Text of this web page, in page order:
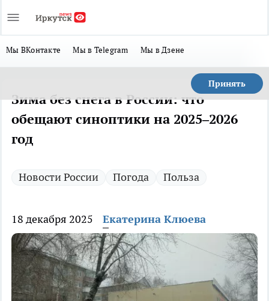
Мы ВКонтакте Мы в Telegram Мы в Дзене
Принять
Зима без снега в России: что
обещают синоптики на 2025–2026
год
Новости России Погода Польза
18 декабря 2025 Екатерина Клюева